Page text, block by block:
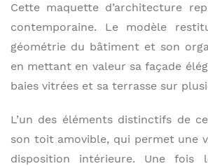
Cette maquette d’architecture
contemporaine. Le modèle
géométrie du bâtiment et son
en mettant en valeur sa façade
baies vitrées et sa terrasse sur
L’un des éléments distinctifs de
son toit amovible, qui permet une
disposition intérieure. Une